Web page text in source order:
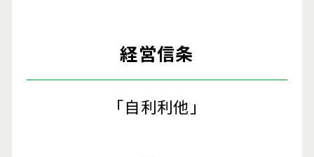
経営信条
「自利利他」